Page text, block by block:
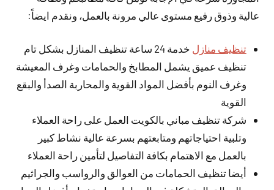
عالية وذوق رفيع مستوى عالي مرونة بالعمل، ونقدم ايضاً:
تنظيف منازل
خدمة 24 ساعة تنظيف المنازل بشكل تام
تنظيف عميق يشمل المطابخ والحمامات وغرف المعيشة
وغرف النوم بأفضل المواد القوية والمحاربة الصدأ والبقع
القوية
شركة تنظيف مباني بالكويت العمل على راحة العملاء
وتلبية احتياجاتهم ومتابعتهم بسرعة عالية نشاط كبير
بالعمل مع الاهتمام بكافة التفاصيل لتأمين راحة العملاء
أيضا تنظيف الحمامات من العوالق والرواسب والجراثيم